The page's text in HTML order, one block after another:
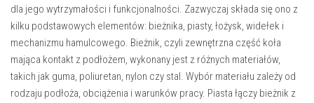
dla jego wytrzymałości i funkcjonalności. Zazwyczaj składa się ono z
kilku podstawowych elementów: bieżnika, piasty, łożysk, widełek i
mechanizmu hamulcowego. Bieżnik, czyli zewnętrzna część koła
mająca kontakt z podłożem, wykonany jest z różnych materiałów,
takich jak guma, poliuretan, nylon czy stal. Wybór materiału zależy od
rodzaju podłoża, obciążenia i warunków pracy. Piasta łączy bieżnik z